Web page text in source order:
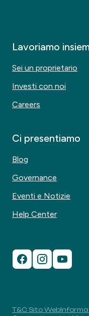
Lavoriamo
Sei un proprietario
Investi con noi
Careers
Ci presentiamo
Blog
Governance
Eventi e Notizie
Help Center
T&C Sito Web